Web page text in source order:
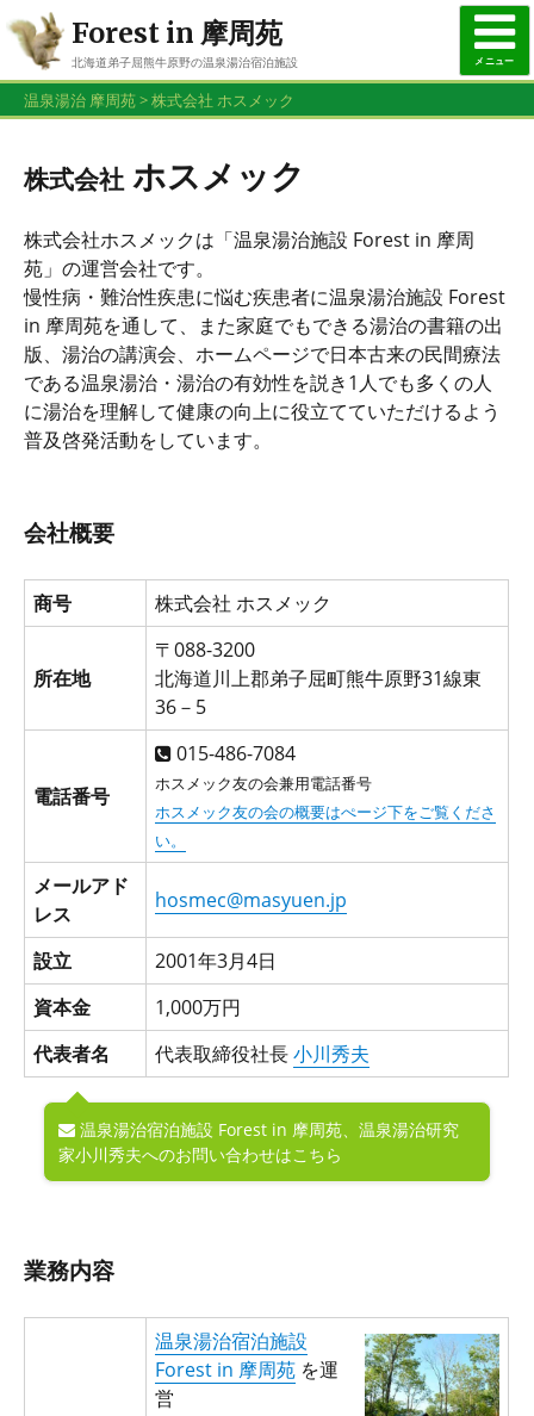
Forest in 摩周苑
北海道弟子屈熊牛原野の温泉湯治宿泊施設 メニュー
お問合せ・ご予約はお電話で
温泉湯治 摩周苑>株式会社 ホスメック
株式会社 ホスメック
株式会社ホスメックは「温泉湯治施設 Forest in 摩周
苑」の運営会社です。
慢性病・難治性疾患に悩む疾患者に温泉湯治施設 Forest
in 摩周苑を通して、また家庭でもできる湯治の書籍の出
版、湯治の講演会、ホームページで日本古来の民間療法
である温泉湯治・湯治の有効性を説き1人でも多くの人
に湯治を理解して健康の向上に役立てていただけるよう
普及啓発活動をしています。
会社概要
商号 株式会社 ホスメック
所在地
〒088-3200
北海道川上郡弟子屈町熊牛原野31線東
36－5
電話番号
015-486-7084
ホスメック友の会兼用電話番号
ホスメック友の会の概要はぺージ下をご覧くださ
い。
メールアド
レス
hosmec@masyuen.jp
設立
2001年3月4日
資本金
1,000万円
代表者名
代表取締役社長小川秀夫
温泉湯治宿泊施設 Forest in 摩周苑、温泉湯治研究
家小川秀夫へのお問い合わせはこちら
業務内容
温泉湯治宿泊施設
Forest in 摩周苑 を運
営